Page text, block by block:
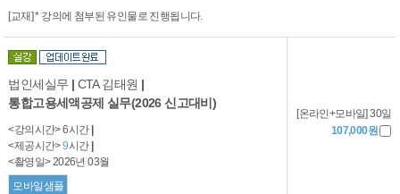
[교재] * 강의에 첨부된 유인물로 진행됩니다.
법인세실무 | CTA 김태원 |
통합고용세액공제 실무(2026 신고대비)
<강의시간> 6시간
<제공시간>9시간
<촬영일> 2026년 03월
모바일샘플
[온라인+모바일] 30일
107,000원